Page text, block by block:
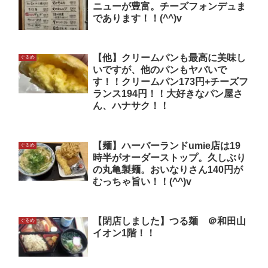
ニューが豊富。チーズフォンデュま
であります！！(^^)v
ぐるめ
【他】クリームパンも最高に美味し
いですが、他のパンもヤバいで
す！！クリームパン173円+チーズフ
ランス194円！！大好きなパン屋さ
ん、ハナサク！！
ぐるめ
【麺】ハーバーランドumie店は19
時半がオーダーストップ。久しぶり
の丸亀製麺。おいなりさん140円が
むっちゃ旨い！！(^^)v
ぐるめ
【閉店しました】つる麺 ＠和田山
イオン1階！！